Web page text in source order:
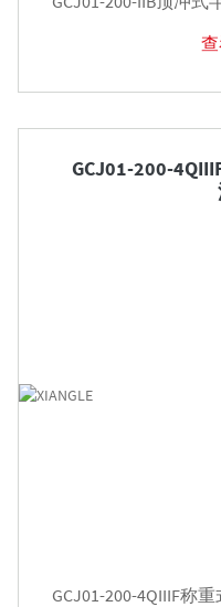
GCJ01-200-
GCJ01-200-4QIIIF称